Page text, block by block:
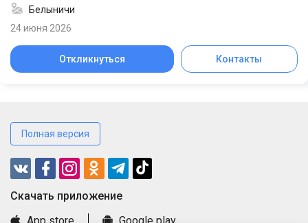
Белыничи
24 июня 2026
Откликнуться Контакты
Полная версия
Cкачать приложение